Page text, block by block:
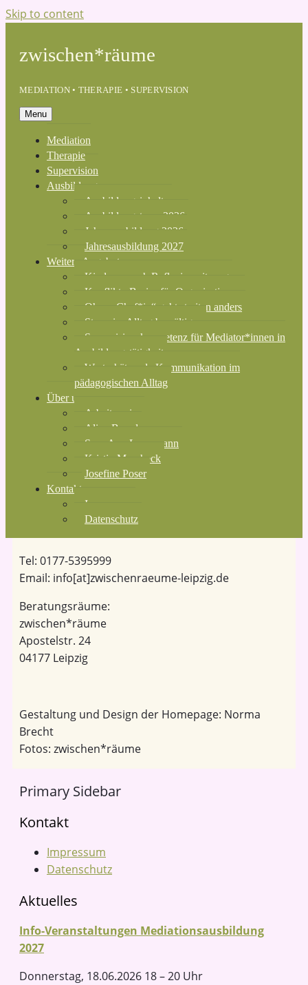
Skip to content
zwischen*räume
MEDIATION • THERAPIE • SUPERVISION
Menu
Mediation
Therapie
Supervision
Ausbildung
Ausbildungsinhalte
Ausbildungsteam 2026
Jahresausbildung 2026
Jahresausbildung 2027
Weitere Angebote
Kinderwunsch Reflexionssitzung
Konflikte-Basics für Organisationen
Ohne „Chef*in“ geht streiten anders
Stress im Alltag bewältigen
Supervisionskompetenz für Mediator*innen in
Ausbildungstätigkeit
Wertschätzende Kommunikation im
pädagogischen Alltag
Über uns
Arbeitsweise
Alina Brand
Sara-Ann Lampmann
Kristin Mascheck
Josefine Poser
Kontakt
Impressum
Datenschutz
Tel: 0177-5395999
Email: info[at]zwischenraeume-leipzig.de
Beratungsräume:
zwischen*räume
Apostelstr. 24
04177 Leipzig
Gestaltung und Design der Homepage: Norma
Brecht
Fotos: zwischen*räume
Primary Sidebar
Kontakt
Impressum
Datenschutz
Aktuelles
Info-Veranstaltungen Mediationsausbildung
2027
Donnerstag, 18.06.2026 18 – 20 Uhr